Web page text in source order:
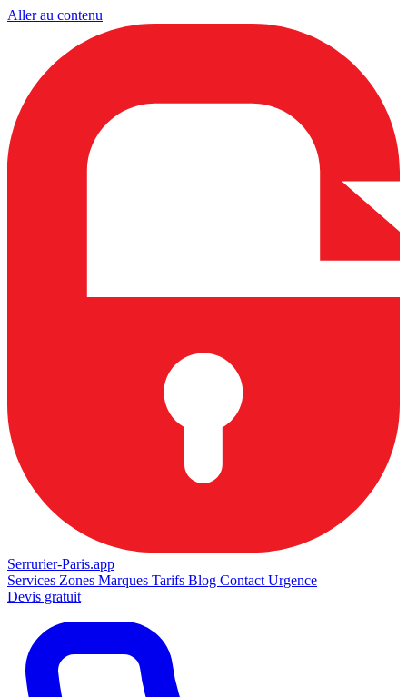
Aller au contenu
Serrurier-Paris.app
Services Zones Marques Tarifs Blog Contact Urgence
Devis gratuit